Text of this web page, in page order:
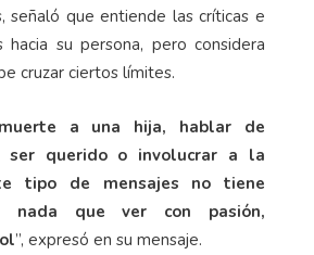
señaló que entiende las críticas e
hacia su persona, pero considera
cruzar ciertos límites.
a una hija, hablar de
ser querido o involucrar a la
tipo de mensajes no tiene
nada que ver con pasión,
”, expresó en su mensaje.